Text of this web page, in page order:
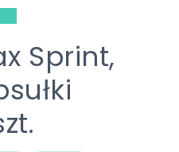
Sprint,